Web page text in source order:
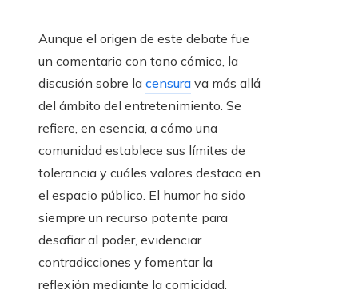
Aunque el origen de este debate fue
un comentario con tono cómico, la
discusión sobre la censura va más allá
del ámbito del entretenimiento. Se
refiere, en esencia, a cómo una
comunidad establece sus límites de
tolerancia y cuáles valores destaca en
el espacio público. El humor ha sido
siempre un recurso potente para
desafiar al poder, evidenciar
contradicciones y fomentar la
reflexión mediante la comicidad.